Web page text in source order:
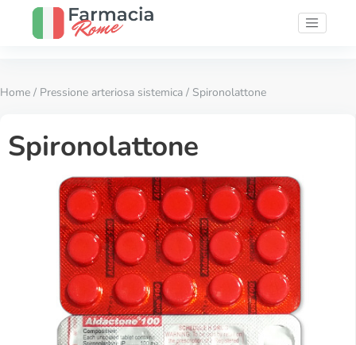
Home / Pressione arteriosa sistemica / Spironolattone
Spironolattone